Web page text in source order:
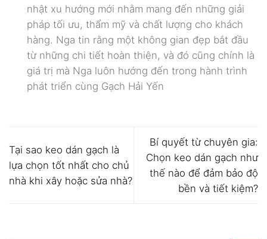
nhật xu hướng mới nhằm mang đến những giải
pháp tối ưu, thẩm mỹ và chất lượng cho khách
hàng. Nga tin rằng một không gian đẹp bắt đầu
từ những chi tiết hoàn thiện, và đó cũng chính là
giá trị mà Nga luôn hướng đến trong hành trình
phát triển cùng Gạch Hải Yến
Tại sao keo dán gạch là
lựa chọn tốt nhất cho chủ
nhà khi xây hoặc sửa nhà?
Bí quyết từ chuyên gia:
Chọn keo dán gạch như
thế nào để đảm bảo độ
bền và tiết kiệm?